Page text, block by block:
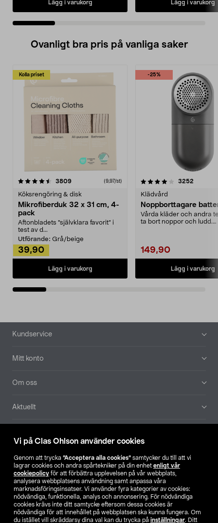
Vi på Clas Ohlson använder cookies
Genom att trycka ”Acceptera alla cookies” samtycker du till att vi
lagrar cookies och andra spårtekniker på din enhet enligt vår
cookiepolicy för att förbättra upplevelsen på vår webbplats,
analysera webbplatsens användning samt anpassa våra
marknadsföringsinsatser. Vi använder fyra kategorier av cookies:
nödvändiga, funktionella, analys och annonsering. För nödvändiga
cookies krävs inte ditt samtycke eftersom dessa cookies är
nödvändiga för att innehållet på webbplatsen ska kunna fungera. Om
du istället vill skräddarsy dina val kan du trycka på inställningar. Ditt
Lägg i varukorg Lägg i varukorg
Ovanligt bra pris på vanliga saker
Kolla priset
3809recensioner (9,97/st)
Köksrengöring & disk
Mikrofiberduk 32 x 31 cm, 4-
pack
Aftonbladets "självklara favorit” i
test av d...
Utförande: Grå/beige
39,90
Lägg i varukorg
-25%
4.0av 5 stjärnor 3252
Klädvård
Noppborttagare
Vårda kläder och andra
ta bort noppor och ludd.
149,90
Lägg i varukorg
4.5av 5 stjärnor
Sidfot
Kundservice
Mitt konto
Om oss
Aktuellt
Hitta butik
SE NO FI